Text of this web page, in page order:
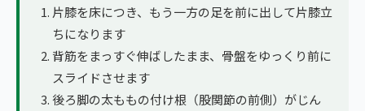
片膝を床につき、もう一方の足を前に出して片膝立
ちになります
背筋をまっすぐ伸ばしたまま、骨盤をゆっくり前に
スライドさせます
後ろ脚の太ももの付け根（股関節の前側）がじん